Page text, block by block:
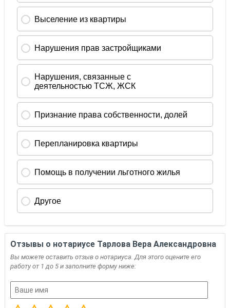
Отзывы о нотариусе Тарлова Вера Александровна
Вы можете оставить отзыв о нотариуса. Для этого оцените его
работу от 1 до 5 и заполните форму ниже: